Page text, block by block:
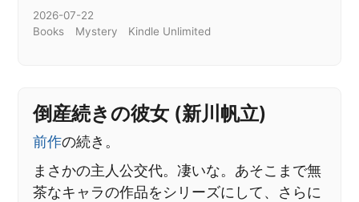
2026-07-22
Books
Mystery Kindle Unlimited
倒産続きの彼女 (新川帆立)
前作の続き。
まさかの主人公交代。凄いな。あそこまで無
茶なキャラの作品をシリーズにして、さらに